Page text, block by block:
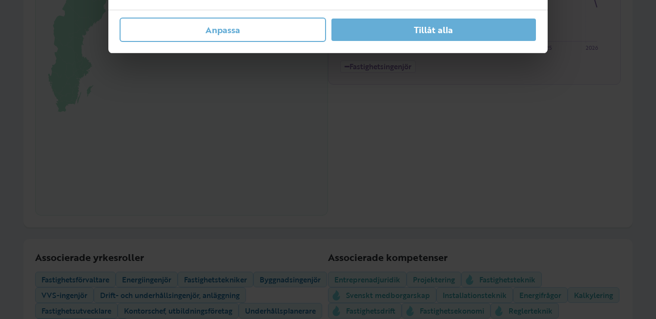
Anpassa Tillåt alla
Personer med detta jobb i
Sverige
Låg
2026
2025
Fastighetsingenjör
Associerade yrkesroller
Fastighetsförvaltare Energiingenjör Fastighetstekniker
Byggnadsingenjör
VVS-ingenjör
Drift- och underhållsingenjör, anläggning
Fastighetsutvecklare
Kontorschef, utbildningsföretag Underhållsplanerare
Associerade kompetenser
Entreprenadjuridik Projektering
Fastighetsteknik
Svenskt medborgarskap
Installationsteknik Energifrågor
Kalkylering
Fastighetsdrift
Fastighetsekonomi Reglerteknik